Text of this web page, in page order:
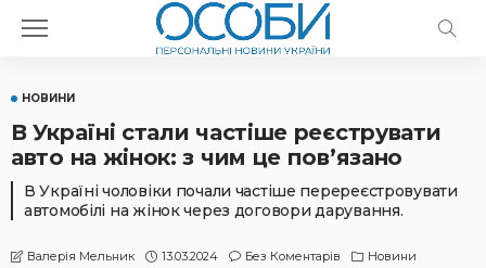
НОВИНИ
В Україні стали частіше реєструвати
авто на жінок: з чим це пов’язано
В Україні чоловіки почали частіше перереєстровувати
автомобілі на жінок через договори дарування.
Валерія Мельник 13.03.2024 Без Коментарів
Новини